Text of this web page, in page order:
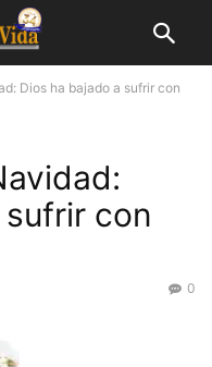
Dios ha bajado a sufrir con
con
0